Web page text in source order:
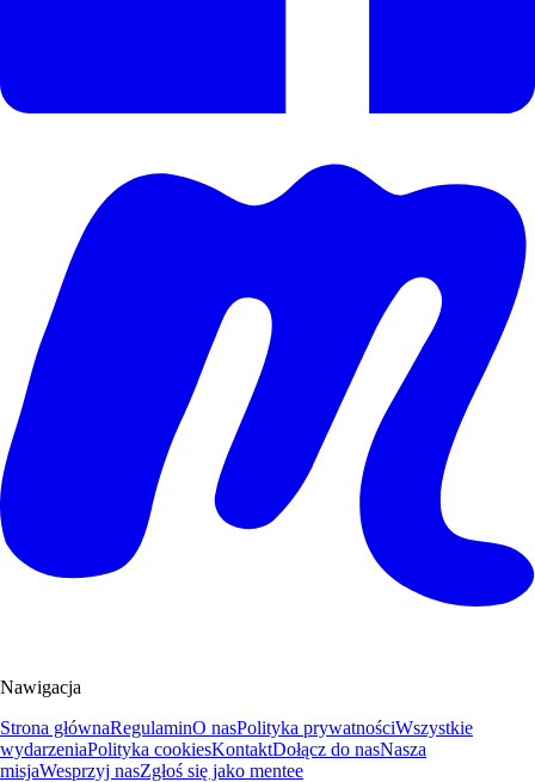
Nawigacja
Strona głównaRegulaminO nasPolityka prywatnościWszystkie
wydarzeniaPolityka cookiesKontaktDołącz do nasNasza
misjaWesprzyj nasZgłoś się jako mentee